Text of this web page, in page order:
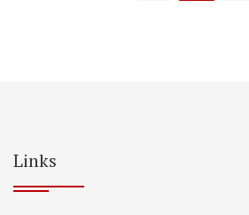
Links